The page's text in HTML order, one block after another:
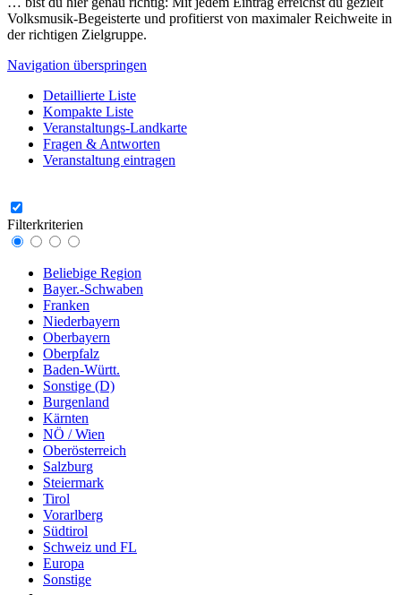
Volksmusik-Begeisterte und profitierst von maximaler Reichweite in
der richtigen Zielgruppe.
Navigation überspringen
Detaillierte Liste
Kompakte Liste
Veranstaltungs-Landkarte
Fragen & Antworten
Veranstaltung eintragen
Filterkriterien
Beliebige Region
Bayer.-Schwaben
Franken
Niederbayern
Oberbayern
Oberpfalz
Baden-Württ.
Sonstige (D)
Burgenland
Kärnten
NÖ / Wien
Oberösterreich
Salzburg
Steiermark
Tirol
Vorarlberg
Südtirol
Schweiz und FL
Europa
Sonstige